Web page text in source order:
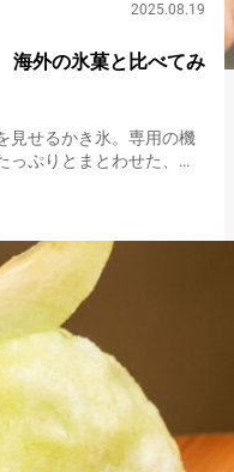
2025.08.19
海外の氷菓と比べてみ
見せるかき氷。専用の機
ぷりとまとわせた、日
在では専門店もできる